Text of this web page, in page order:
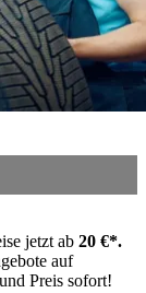
jetzt ab 20 €*.
auf
Preis sofort!